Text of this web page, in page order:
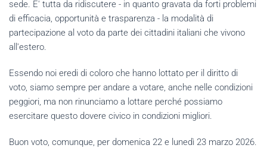
sede. E' tutta da ridiscutere - in quanto gravata da forti problemi
di efficacia, opportunità e trasparenza - la modalità di
partecipazione al voto da parte dei cittadini italiani che vivono
all'estero.
Essendo noi eredi di coloro che hanno lottato per il diritto di
voto, siamo sempre per andare a votare, anche nelle condizioni
peggiori, ma non rinunciamo a lottare perché possiamo
esercitare questo dovere civico in condizioni migliori.
Buon voto, comunque, per domenica 22 e lunedì 23 marzo 2026.